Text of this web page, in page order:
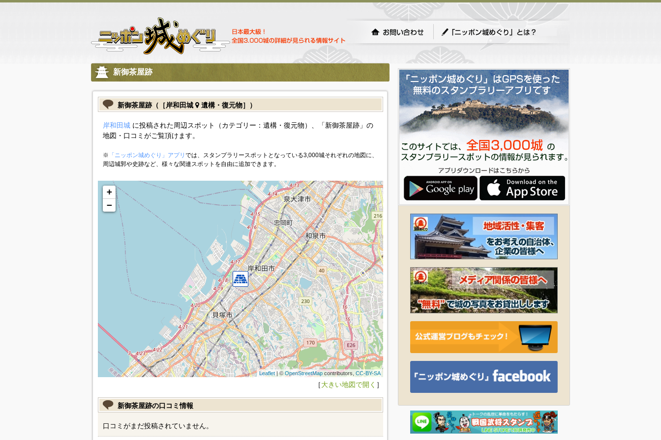
新御茶屋跡
新御茶屋跡（［岸和田城 遺構・復元物］）
岸和田城に投稿された周辺スポット（カテゴリー：遺構・復元物）、「新御茶屋跡」の
地図・口コミがご覧頂けます。
※ 「ニッポン城めぐり」アプリ では、スタンプラリースポットとなっている3,000城それぞれの地図に、
周辺城郭や史跡など、様々な関連スポットを自由に追加できます。
+
−
Leaflet| © OpenStreetMapcontributors, CC-BY-SA
［大きい地図で開く ］
新御茶屋跡の口コミ情報
口コミがまだ投稿されていません。